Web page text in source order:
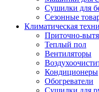
Сушилки для
Сезонные
Климатическая
Приточно-
Теплый пол
Вентиляторы
Кондиционеры
Обогреватели
Сушилки для